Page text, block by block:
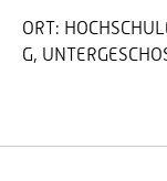
ORT:
G,